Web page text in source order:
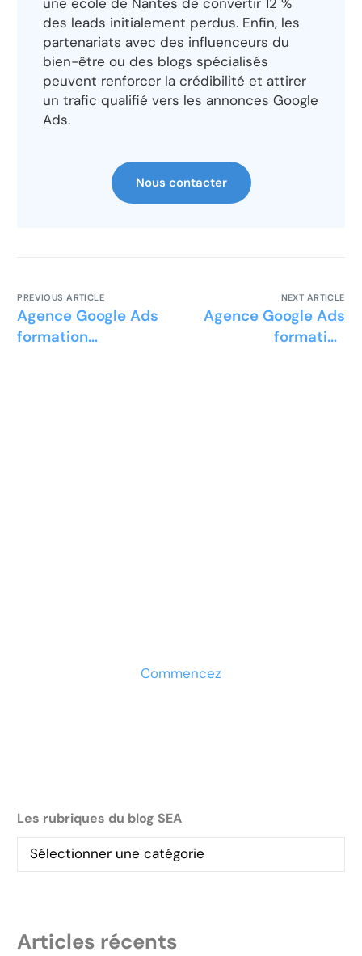
des leads initialement perdus. Enfin, les
partenariats avec des influenceurs du
bien-être ou des blogs spécialisés
peuvent renforcer la crédibilité et attirer
un trafic qualifié vers les annonces Google
Ads.
Nous contacter
PREVIOUS ARTICLE
Agence Google Ads
formation
NEXT ARTICLE
Agence Google Ads
formation
Commencez
Les rubriques du blog SEA
Articles récents